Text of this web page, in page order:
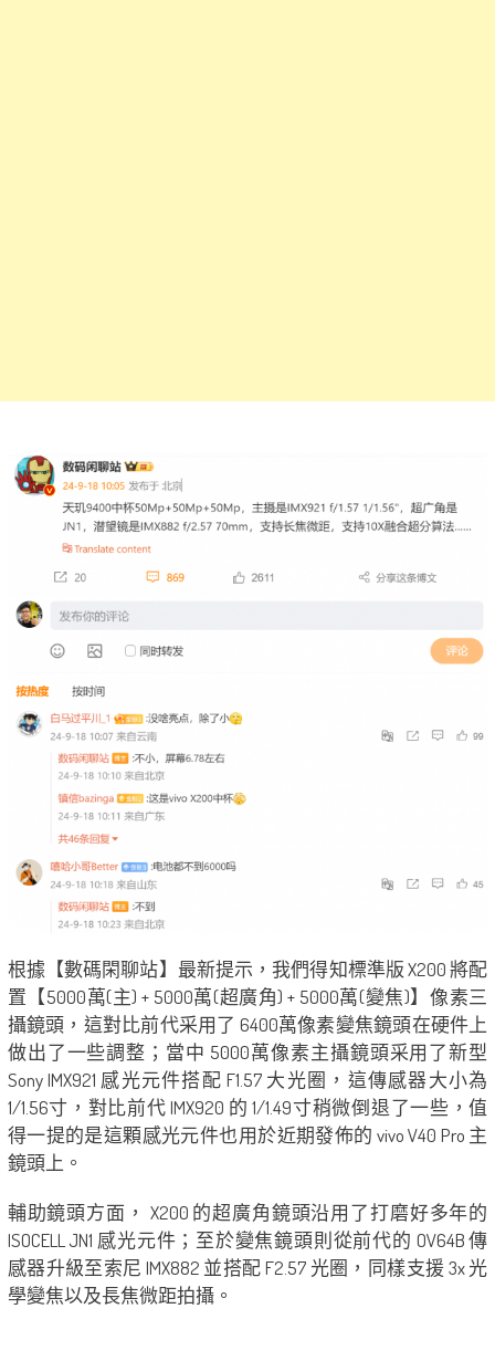
根據【數碼閑聊站】最新提示，我們得知標準版 X200 將配
置【5000萬(主) + 5000萬(超廣角) + 5000萬(變焦)】像素三
攝鏡頭，這對比前代采用了 6400萬像素變焦鏡頭在硬件上
做出了一些調整；當中 5000萬像素主攝鏡頭采用了新型
Sony IMX921 感光元件搭配 F1.57 大光圈，這傳感器大小為
1/1.56寸，對比前代 IMX920 的 1/1.49寸稍微倒退了一些，值
得一提的是這顆感光元件也用於近期發佈的 vivo V40 Pro 主
鏡頭上。
輔助鏡頭方面， X200 的超廣角鏡頭沿用了打磨好多年的
ISOCELL JN1 感光元件；至於變焦鏡頭則從前代的 OV64B 傳
感器升級至索尼 IMX882 並搭配 F2.57 光圈，同樣支援 3x 光
學變焦以及長焦微距拍攝。